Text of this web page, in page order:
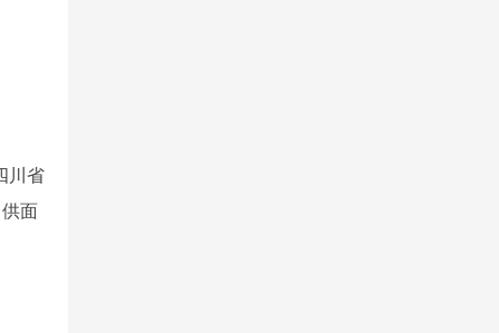
川省
面